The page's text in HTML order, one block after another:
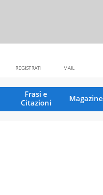
MAIL
REGISTRATI
Frasi e
Citazioni
Magazine